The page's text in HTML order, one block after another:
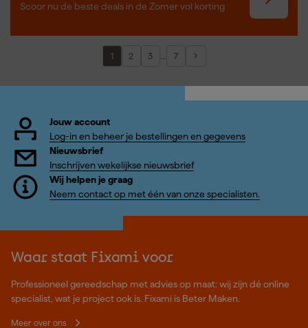
Scoor nu de beste deals in de Zomer vol korting
1 2 3 ... 7
Jouw account
Log-in en beheer je bestellingen en gegevens
Nieuwsbrief
Inschrijven wekelijkse nieuwsbrief
Wij helpen je graag
Neem contact op met één van onze specialisten.
Waar staat Fixami voor
Professioneel gereedschap met advies op maat: wij zijn dé online
specialist, wat je project ook is. Fixami is Beter Maken.
Meer over ons